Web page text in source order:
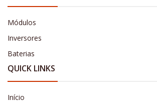
Módulos
Inversores
Baterias
QUICK LINKS
Início